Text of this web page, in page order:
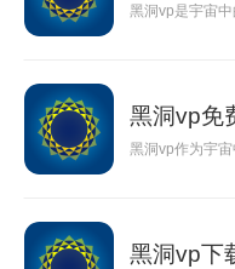
黑洞vp是宇宙
黑洞vp免
黑洞vp作为宇
黑洞vp下